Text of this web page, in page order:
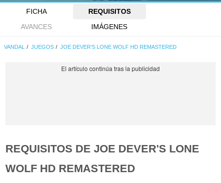
FICHA
REQUISITOS
AVANCES
IMÁGENES
VANDAL JUEGOS JOE DEVER'S LONE WOLF HD REMASTERED
REQUISITOS DE JOE DEVER'S LONE
WOLF HD REMASTERED